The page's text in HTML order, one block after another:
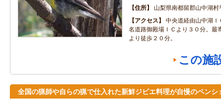
住所
山梨県南都留郡山中湖村
アクセス
中央道経由山中湖
名道路御殿場ＩＣより３０分。最
より徒歩２０分。
この施
全国の猟師や自らの猟で仕入れた新鮮ジビエ料理が自慢のペンシ